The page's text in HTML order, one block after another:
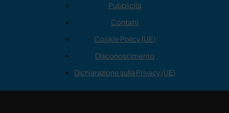
Pubblicità
Contatti
Cookie Policy (UE)
Disconoscimento
Dichiarazione sulla Privacy (UE)